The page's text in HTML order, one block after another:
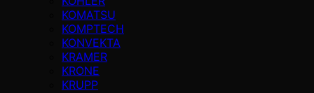
KOMATSU
KOMPTECH
KONVEKTA
KRAMER
KRONE
KRUPP